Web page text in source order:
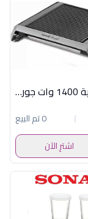
جريل شواية 1400 وات جورميت كوركماز
0 تم البيع
اشترِ الآن